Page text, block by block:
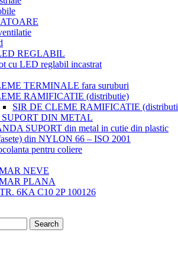
REGLABIL
cu LED reglabil incastrat
TERMINALE fara suruburi
RAMIFICATIE (distributie)
SIR DE CLEME RAMIFICATIE
DIN METAL
SUPORT din metal in cutie din plastic
din NYLON 66 – ISO 2001
pentru coliere
NEVE
PLANA
6KA C10 2P 100126
Search